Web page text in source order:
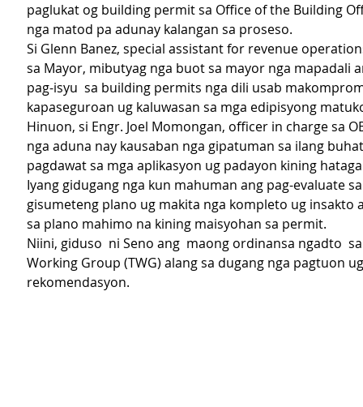
paglukat og building permit sa Office of the Building
nga matod pa adunay kalangan sa proseso.
Si Glenn Banez, special assistant for revenue
sa Mayor, mibutyag nga buot sa mayor nga mapadali
pag-isyu  sa building permits nga dili usab
kapaseguroan ug kaluwasan sa mga edipisyong
Hinuon, si Engr. Joel Momongan, officer in charge sa
nga aduna nay kausaban nga gipatuman sa ilang
pagdawat sa mga aplikasyon ug padayon kining
Iyang gidugang nga kun mahuman ang pag-evaluate
gisumeteng plano ug makita nga kompleto ug insakto
sa plano mahimo na kining maisyohan sa permit.
Niini, giduso  ni Seno ang  maong ordinansa ngadto
Working Group (TWG) alang sa dugang nga pagtuon
rekomendasyon.